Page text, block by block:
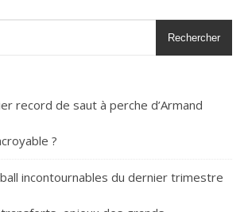
Rechercher
record de saut à perche d’Armand
?
incontournables du dernier trimestre